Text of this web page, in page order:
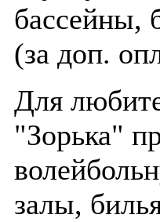
бассейны,
(за доп.
Для
"Зорька"
залы,